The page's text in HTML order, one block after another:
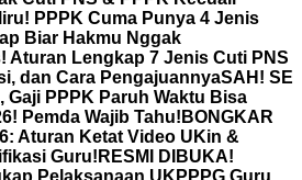
PPPK Cuma Punya 4 Jenis
Biar Hakmu Nggak
Aturan Lengkap 7 Jenis Cuti PNS
dan Cara PengajuannyaSAH! SE
Gaji PPPK Paruh Waktu Bisa
Pemda Wajib Tahu! BONGKAR
Aturan Ketat Video UKin &
Guru! RESMI DIBUKA!
Pelaksanaan UKPPPG Guru